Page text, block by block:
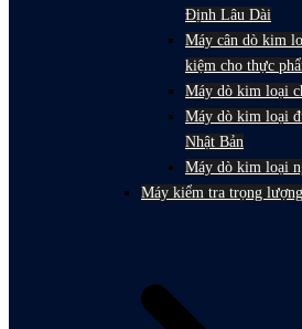
Định Lâu Dài
Máy cân dò kim
kiệm cho thực
Máy dò kim loại
Máy dò kim loại
Nhật Bản
Máy dò kim loại
Máy kiểm tra trọng lượng